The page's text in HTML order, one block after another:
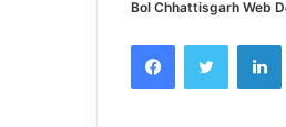
Bol Chhattisgarh Web